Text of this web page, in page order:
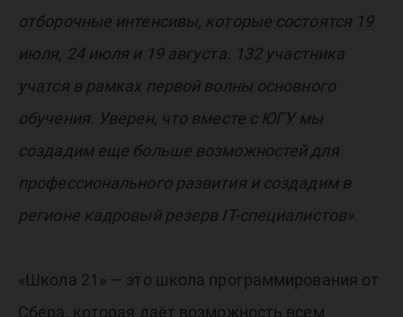
отборочные интенсивы, которые состоятся 19
июля, 24 июля и 19 августа. 132 участника
учатся в рамках первой волны основного
обучения. Уверен, что вместе с ЮГУ мы
создадим еще больше возможностей для
профессионального развития и создадим в
регионе кадровый резерв IT-специалистов».
«Школа 21» — это школа программирования от
Сбера, которая даёт возможность всем